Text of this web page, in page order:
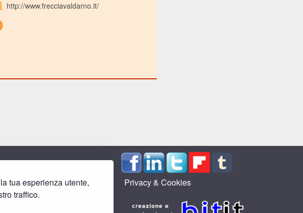
tua esperienza utente,
traffico.
http://www.frecciavaldarno.it/
Privacy & Cookies